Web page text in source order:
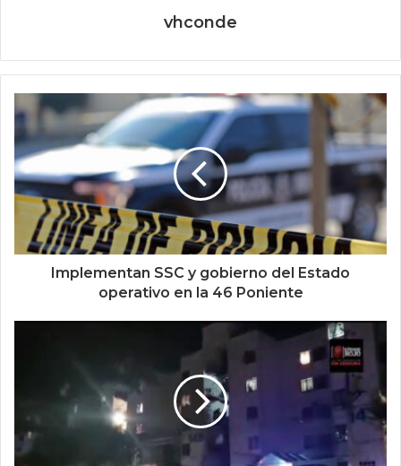
vhconde
Implementan SSC y gobierno del Estado
operativo en la 46 Poniente